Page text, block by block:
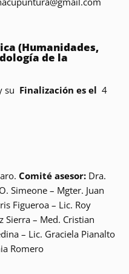
(Humanidades,
de la
su Finalización es el 4
Comité asesor: Dra.
Simeone – Mgter. Juan
Figueroa – Lic. Roy
Sierra – Med. Cristian
– Lic. Graciela Pianalto
Romero